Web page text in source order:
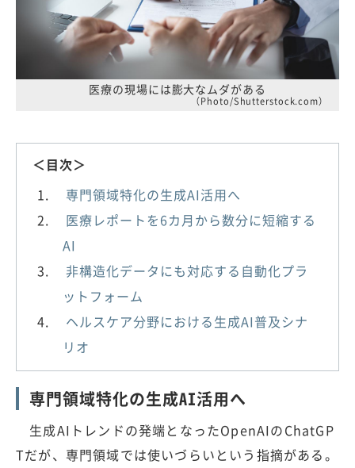
医療の現場には膨大なムダがある
（Photo/Shutterstock.com）
＜目次＞
専門領域特化の生成AI活用へ
医療レポートを6カ月から数分に短縮する
AI
非構造化データにも対応する自動化プラ
ットフォーム
ヘルスケア分野における生成AI普及シナ
リオ
専門領域特化の生成AI活用へ
生成AIトレンドの発端となったOpenAIのChatGP
Tだが、専門領域では使いづらいという指摘がある。